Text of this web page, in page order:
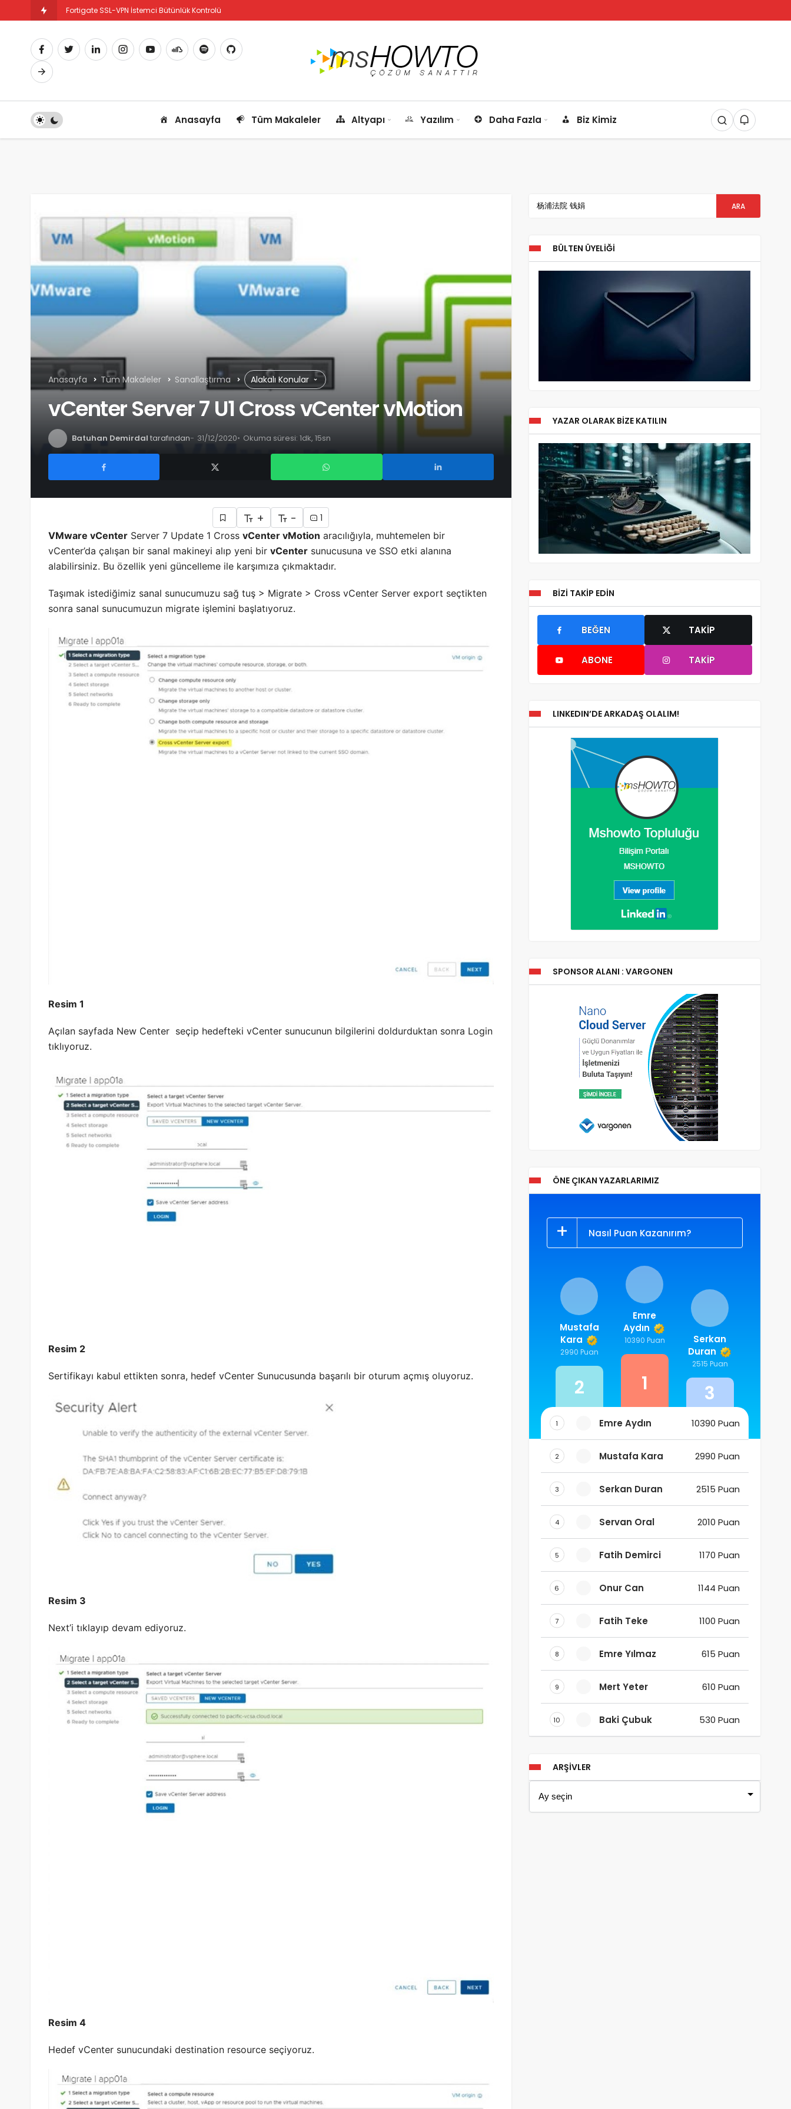
Fortigate SSL-VPN İstemci Bütünlük Kontrolü
Anasayfa Tüm Makaleler Altyapı Yazılım Daha Fazla Biz Kimiz
Anasayfa Tüm Makaleler Sanallaştırma Alakalı Konular
vCenter Server 7 U1 Cross vCenter vMotion
Batuhan Demirdal tarafından 31/12/2020 Okuma süresi: 1dk, 15sn
+ -
1
VMware vCenter Server 7 Update 1 Cross vCenter vMotion aracılığıyla, muhtemelen bir
vCenter’da çalışan bir sanal makineyi alıp yeni bir vCenter sunucusuna ve SSO etki alanına
alabilirsiniz. Bu özellik yeni güncelleme ile karşımıza çıkmaktadır.
Taşımak istediğimiz sanal sunucumuzu sağ tuş > Migrate > Cross vCenter Server export seçtikten
sonra sanal sunucumuzun migrate işlemini başlatıyoruz.
Resim 1
Açılan sayfada New Center seçip hedefteki vCenter sunucunun bilgilerini doldurduktan sonra Login
tıklıyoruz.
Resim 2
Sertifikayı kabul ettikten sonra, hedef vCenter Sunucusunda başarılı bir oturum açmış oluyoruz.
Resim 3
Next’i tıklayıp devam ediyoruz.
Resim 4
Hedef vCenter sunucundaki destination resource seçiyoruz.
BÜLTEN ÜYELIĞI
YAZAR OLARAK BIZE KATILIN
BIZI TAKIP EDIN
BEĞEN TAKIP
ABONE TAKIP
LINKEDIN’DE ARKADAŞ OLALIM!
SPONSOR ALANI : VARGONEN
ÖNE ÇIKAN YAZARLARIMIZ
Nasıl Puan Kazanırım?
Emre
Aydın
10390 Puan
1
Mustafa
Kara
2990 Puan
2
Serkan
Duran
2515 Puan
3
1 Emre Aydın 10390 Puan
2 Mustafa Kara 2990 Puan
3 Serkan Duran 2515 Puan
4 Servan Oral 2010 Puan
5 Fatih Demirci 1170 Puan
6 Onur Can 1144 Puan
7 Fatih Teke 1100 Puan
8 Emre Yılmaz 615 Puan
9 Mert Yeter 610 Puan
10 Baki Çubuk 530 Puan
ARŞIVLER